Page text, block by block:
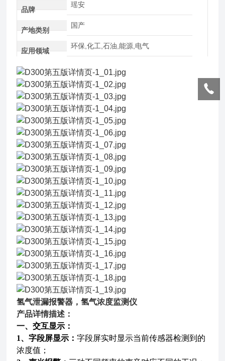
品牌
瑶安
产地类别
国产
应用领域
环保,化工,石油,能源,电气
氢气泄漏报警器 ，氢气浓度监测仪
产品详情描述：
一、交互显示：
1、字段屏显示：字段屏实时显示当前传感器检测到的
浓度值；